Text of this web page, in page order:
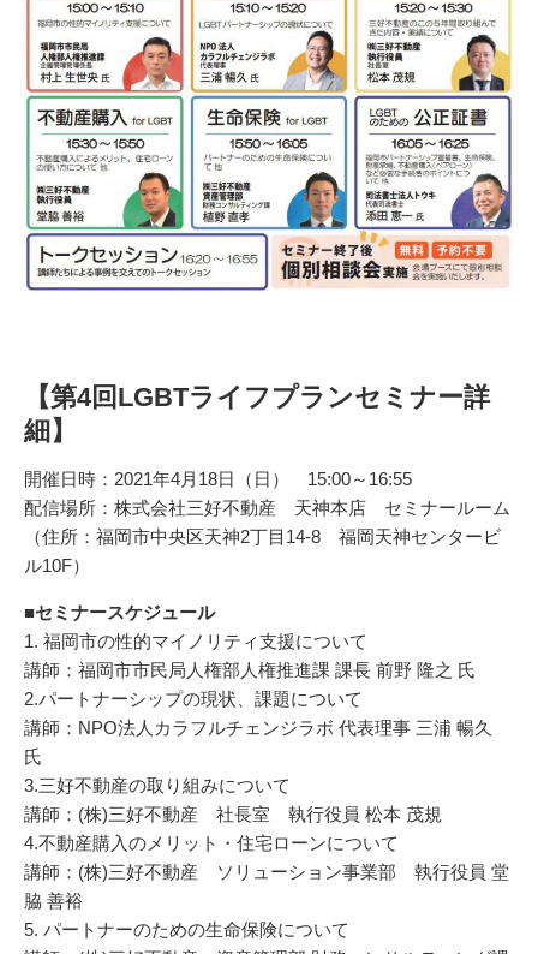
【第4回LGBTライフプランセミナー詳
細】
開催日時：2021年4月18日（日） 15:00～16:55
配信場所：株式会社三好不動産 天神本店 セミナールーム
（住所：福岡市中央区天神2丁目14-8 福岡天神センタービ
ル10F）
■セミナースケジュール
1. 福岡市の性的マイノリティ支援について
講師：福岡市市民局人権部人権推進課 課長 前野 隆之 氏
2.パートナーシップの現状、課題について
講師：NPO法人カラフルチェンジラボ 代表理事 三浦 暢久
氏
3.三好不動産の取り組みについて
講師：(株)三好不動産 社長室 執行役員 松本 茂規
4.不動産購入のメリット・住宅ローンについて
講師：(株)三好不動産 ソリューション事業部 執行役員 堂
脇 善裕
5. パートナーのための生命保険について